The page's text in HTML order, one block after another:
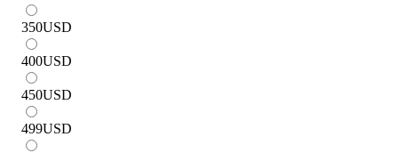
350USD
400USD
450USD
499USD